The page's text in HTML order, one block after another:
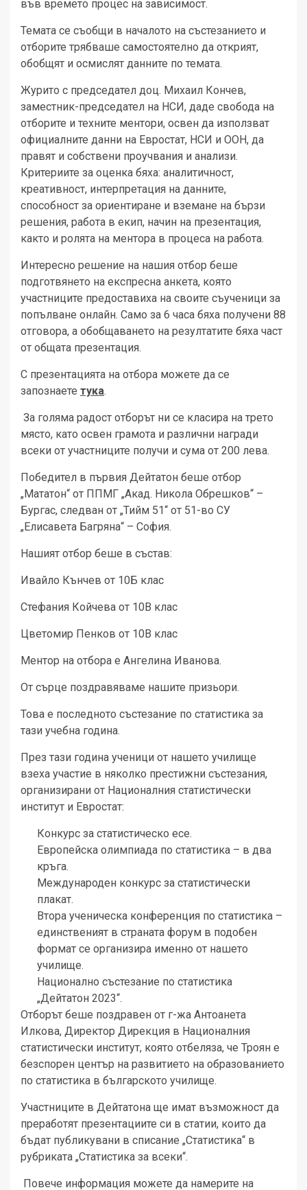
във времето процес на зависимост.
Темата се съобщи в началото на състезанието и
отборите трябваше самостоятелно да открият,
обобщят и осмислят данните по темата.
Журито с председател доц. Михаил Кончев,
заместник-председател на НСИ, даде свобода на
отборите и техните ментори, освен да използват
официалните данни на Евростат, НСИ и ООН, да
правят и собствени проучвания и анализи.
Критериите за оценка бяха: аналитичност,
креативност, интерпретация на данните,
способност за ориентиране и вземане на бързи
решения, работа в екип, начин на презентация,
както и ролята на ментора в процеса на работа.
Интересно решение на нашия отбор беше
подготвянето на експресна анкета, която
участниците предоставиха на своите съученици за
попълване онлайн. Само за 6 часа бяха получени 88
отговора, а обобщаването на резултатите бяха част
от общата презентация.
С презентацията на отбора можете да се
запознаете тука.
За голяма радост отборът ни се класира на трето
място, като освен грамота и различни награди
всеки от участниците получи и сума от 200 лева.
Победител в първия Дейтатон беше отбор
„Мататон“ от ППМГ „Акад. Никола Обрешков“ –
Бургас, следван от „Тийм 51“ от 51-во СУ
„Елисавета Багряна“ – София.
Нашият отбор беше в състав:
Ивайло Кънчев от 10Б клас
Стефания Койчева от 10В клас
Цветомир Пенков от 10В клас
Ментор на отбора е Ангелина Иванова.
От сърце поздравяваме нашите призьори.
Това е последното състезание по статистика за
тази учебна година.
През тази година ученици от нашето училище
взеха участие в няколко престижни състезания,
организирани от Националния статистически
институт и Евростат:
Конкурс за статистическо есе.
Европейска олимпиада по статистика – в два
кръга.
Международен конкурс за статистически
плакат.
Втора ученическа конференция по статистика –
единственият в страната форум в подобен
формат се организира именно от нашето
училище.
Национално състезание по статистика
„Дейтатон 2023“.
Отборът беше поздравен от г-жа Антоанета
Илкова, Директор Дирекция в Националния
статистически институт, която отбеляза, че Троян е
безспорен център на развитието на образованието
по статистика в българското училище.
Участниците в Дейтатона ще имат възможност да
преработят презентациите си в статии, които да
бъдат публикувани в списание „Статистика“ в
рубриката „Статистика за всеки“.
Повече информация можете да намерите на